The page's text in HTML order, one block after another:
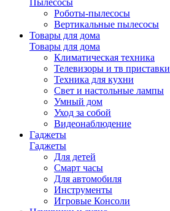
Пылесосы
Роботы-пылесосы
Вертикальные пылесосы
Товары для дома
Товары для дома
Климатическая техника
Телевизоры и тв приставки
Техника для кухни
Свет и настольные лампы
Умный дом
Уход за собой
Видеонаблюдение
Гаджеты
Гаджеты
Для детей
Смарт часы
Для автомобиля
Инструменты
Игровые Консоли